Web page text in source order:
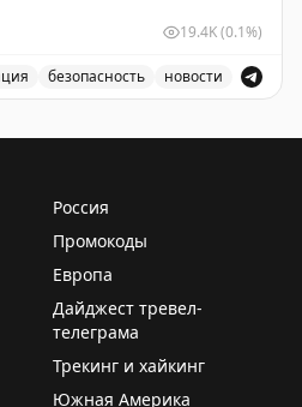
19.4K(0.1%)
безопасность новости
Россия
Промокоды
Европа
Дайджест тревел-
телеграма
Трекинг и хайкинг
Южная Америка